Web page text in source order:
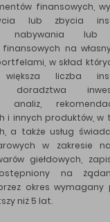
finansowych,
lub zbycia
nabywania lub
na
w skład
liczba
doradztwa
analiz,
i innych produktów, w
a także usług
w zakresie
giełdowych,
na
okres wymagany
niż 5 lat.